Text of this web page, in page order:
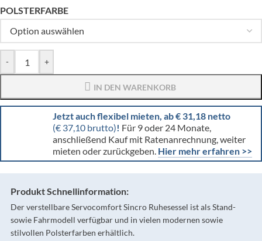
POLSTERFARBE
- +
IN DEN WARENKORB
Jetzt auch flexibel mieten, ab € 31,18 netto
(€ 37,10 brutto)! Für 9 oder 24 Monate,
anschließend Kauf mit Ratenanrechnung, weiter
mieten oder zurückgeben. Hier mehr erfahren >>
Produkt Schnellinformation:
Der verstellbare Servocomfort Sincro Ruhesessel ist als Stand-
sowie Fahrmodell verfügbar und in vielen modernen sowie
stilvollen Polsterfarben erhältlich.